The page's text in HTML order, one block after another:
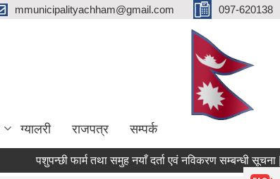
mmunicipalityachham@gmail.com 097-620138
ग्यालरी राजपत्र सम्पर्क
पशुपन्छी फार्म तथा समुह नयाँ दर्ता एवं नविकरण सम्बन्धी सूचना |